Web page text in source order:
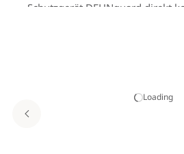
Loading
Schutzgerät DEHNguard direkt
Einfacher, werkzeugloser